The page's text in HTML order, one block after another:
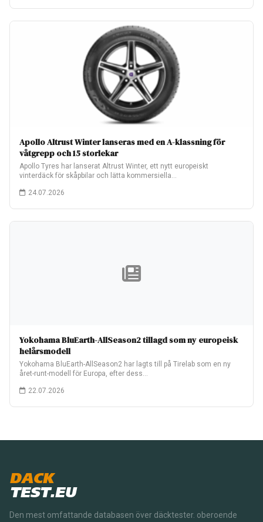
Apollo Altrust Winter lanseras med en A-klassning för
våtgrepp och 15 storlekar
Apollo Tyres har lanserat Altrust Winter, ett nytt europeiskt
vinterdäck för skåpbilar och lätta kommersiella…
24.07.2026
Yokohama BluEarth-AllSeason2 tillagd som ny europeisk
helårsmodell
Yokohama BluEarth-AllSeason2 har lagts till på Tirelab som en ny
året-runt-modell för Europa, efter dess…
22.07.2026
DACK
TEST.EU
Den mest omfattande databasen över däcktester. oberoende